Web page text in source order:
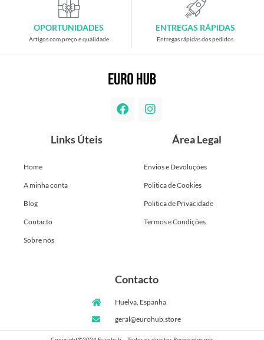
OPORTUNIDADES
Artigos com preço e qualidade
ENTREGAS RÁPIDAS
Entregas rápidas dos pedidos
Links Úteis
Home
A minha conta
Blog
Contacto
Sobre nós
Área Legal
Envios e Devoluções
Politica de Cookies
Politica de Privacidade
Termos e Condições
Contacto
Huelva, Espanha
geral@eurohub.store